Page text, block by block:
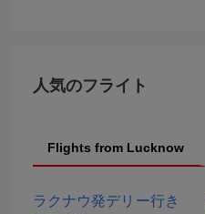
人気のフライト
Flights from Lucknow
ラクナウ発デリー行き